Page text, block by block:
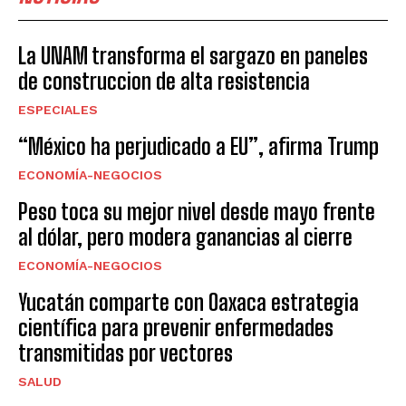
La UNAM transforma el sargazo en paneles
de construccion de alta resistencia
ESPECIALES
“México ha perjudicado a EU”, afirma Trump
ECONOMÍA-NEGOCIOS
Peso toca su mejor nivel desde mayo frente
al dólar, pero modera ganancias al cierre
ECONOMÍA-NEGOCIOS
Yucatán comparte con Oaxaca estrategia
científica para prevenir enfermedades
transmitidas por vectores
SALUD